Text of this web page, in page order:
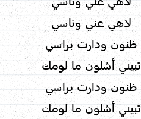
لاهي عني وناسي
لاهي عني وناسي
ظنون ودارت براسي
تبيني أشلون ما لومك
ظنون ودارت براسي
تبيني أشلون ما لومك